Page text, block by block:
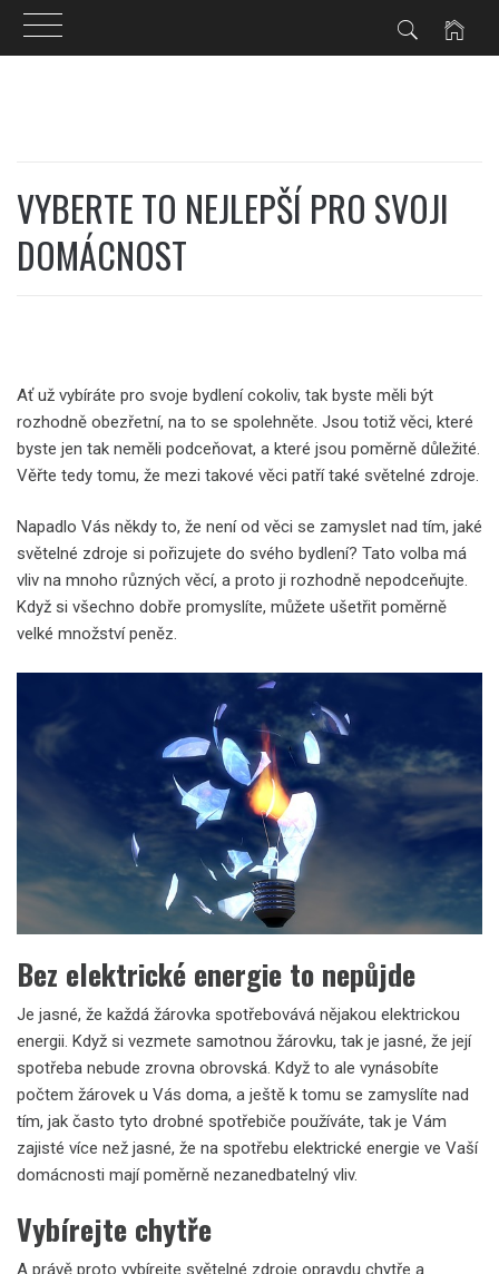
VYBERTE TO NEJLEPŠÍ PRO SVOJI
DOMÁCNOST
Ať už vybíráte pro svoje bydlení cokoliv, tak byste měli být
rozhodně obezřetní, na to se spolehněte. Jsou totiž věci, které
byste jen tak neměli podceňovat, a které jsou poměrně důležité.
Věřte tedy tomu, že mezi takové věci patří také světelné zdroje.
Napadlo Vás někdy to, že není od věci se zamyslet nad tím, jaké
světelné zdroje si pořizujete do svého bydlení? Tato volba má
vliv na mnoho různých věcí, a proto ji rozhodně nepodceňujte.
Když si všechno dobře promyslíte, můžete ušetřit poměrně
velké množství peněz.
Bez elektrické energie to nepůjde
Je jasné, že každá žárovka spotřebovává nějakou elektrickou
energii. Když si vezmete samotnou žárovku, tak je jasné, že její
spotřeba nebude zrovna obrovská. Když to ale vynásobíte
počtem žárovek u Vás doma, a ještě k tomu se zamyslíte nad
tím, jak často tyto drobné spotřebiče používáte, tak je Vám
zajisté více než jasné, že na spotřebu elektrické energie ve Vaší
domácnosti mají poměrně nezanedbatelný vliv.
Vybírejte chytře
A právě proto vybírejte světelné zdroje opravdu chytře a